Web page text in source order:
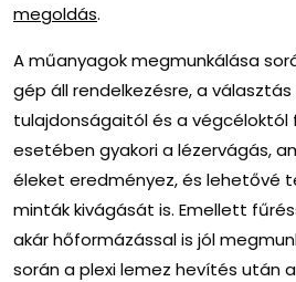
megoldás.
A műanyagok megmunkálása
gép áll rendelkezésre, a
tulajdonságaitól és a végcéloktól
esetében gyakori a lézervágás,
éleket eredményez, és lehetővé
minták kivágását is. Emellett
akár hőformázással is jól
során a plexi lemez hevítés után